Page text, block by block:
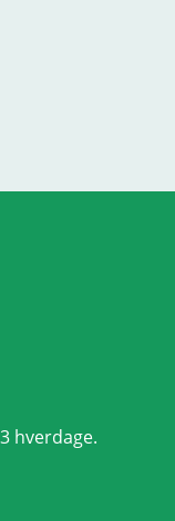
hverdage.